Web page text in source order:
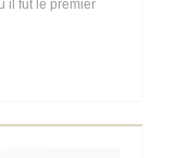
il fut le premier